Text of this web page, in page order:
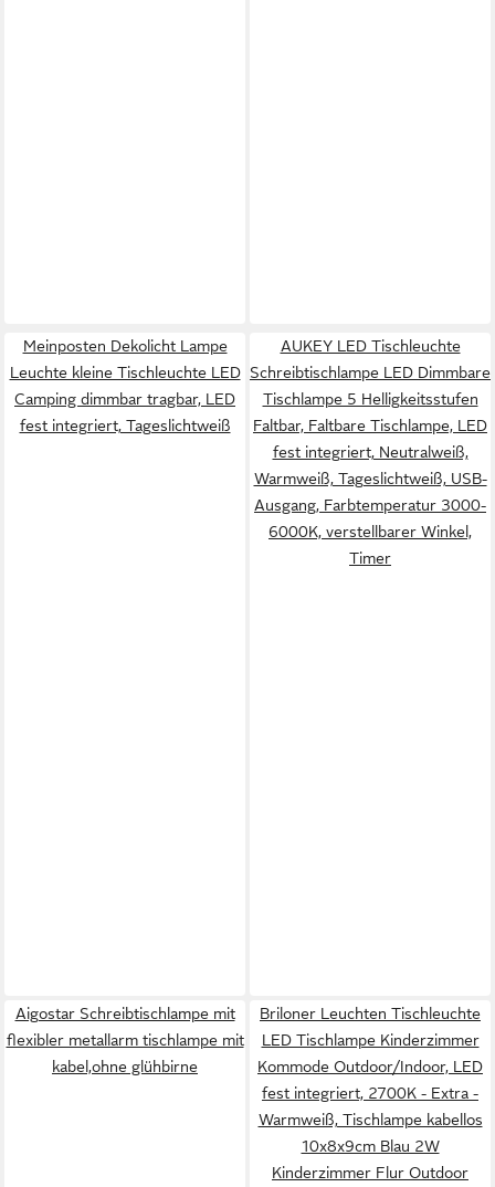
Meinposten Dekolicht Lampe
Leuchte kleine Tischleuchte LED
Camping dimmbar tragbar, LED
fest integriert, Tageslichtweiß
AUKEY LED Tischleuchte
Schreibtischlampe LED Dimmbare
Tischlampe 5 Helligkeitsstufen
Faltbar, Faltbare Tischlampe, LED
fest integriert, Neutralweiß,
Warmweiß, Tageslichtweiß, USB-
Ausgang, Farbtemperatur 3000-
6000K, verstellbarer Winkel,
Timer
Aigostar Schreibtischlampe mit
flexibler metallarm tischlampe mit
kabel,ohne glühbirne
Briloner Leuchten Tischleuchte
LED Tischlampe Kinderzimmer
Kommode Outdoor/Indoor, LED
fest integriert, 2700K - Extra -
Warmweiß, Tischlampe kabellos
10x8x9cm Blau 2W
Kinderzimmer Flur Outdoor